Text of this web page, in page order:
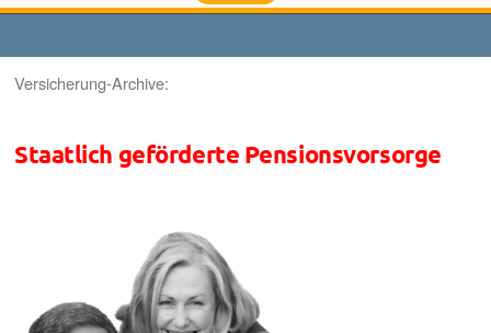
Versicherung-Archive:
Staatlich geförderte Pensionsvorsorge